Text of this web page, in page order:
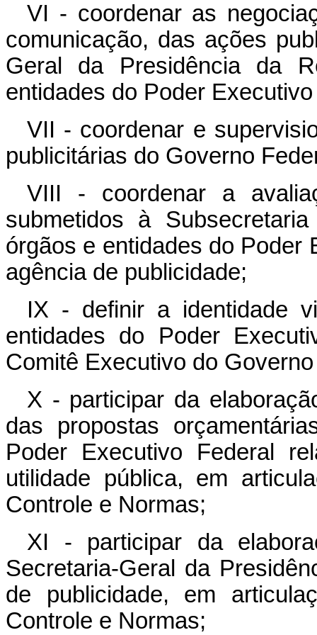
VI - coordenar as
comunicação, das ações
Geral da Presidência da
entidades do Poder
VII - coordenar e
publicitárias do Governo
VIII - coordenar a
submetidos à
órgãos e entidades do Poder
agência de publicidade;
IX - definir a identidade
entidades do Poder
Comitê Executivo do
X - participar da
das propostas
Poder Executivo Federal
utilidade pública, em
Controle e Normas;
XI - participar da
Secretaria-Geral da
de publicidade, em
Controle e Normas;